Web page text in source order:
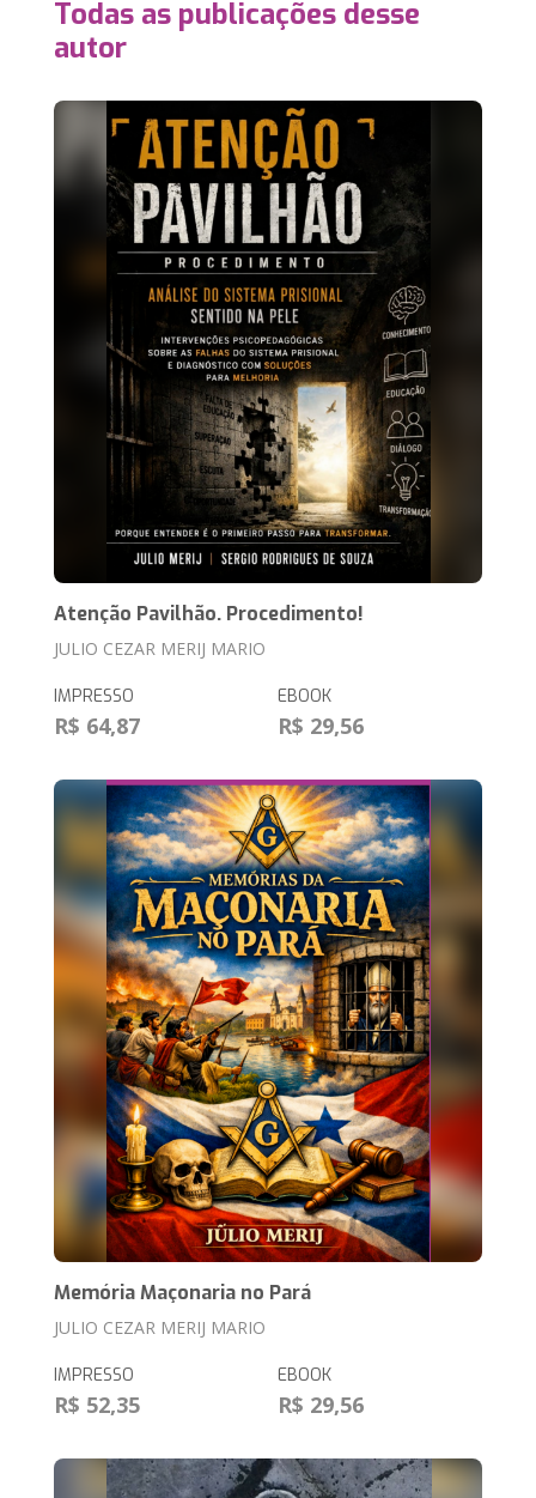
Todas as publicações desse
autor
Atenção Pavilhão. Procedimento!
JULIO CEZAR MERIJ MARIO
IMPRESSO
R$ 64,87
EBOOK
R$ 29,56
Memória Maçonaria no Pará
JULIO CEZAR MERIJ MARIO
IMPRESSO
R$ 52,35
EBOOK
R$ 29,56